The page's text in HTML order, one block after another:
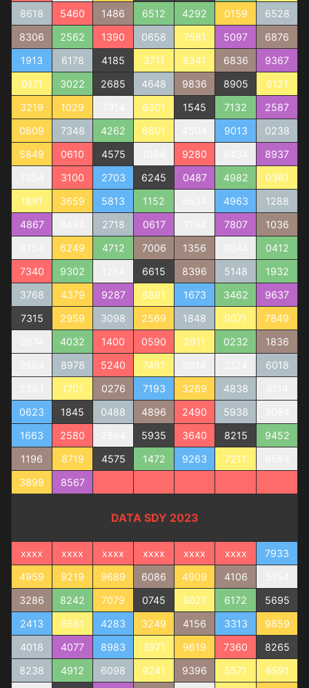
8618
5460 1486 6512 4292 0159
6528
8306
2562 1390 0658 7581 5097
6876
1913
6178 4185 3711 8341 6836
9367
0171
3022 2685 4648 9836 8905
6121
3219
1029 6301 1545 7132
2587
0809
7348 4262 6801 9013
0238
5849
0610 4575 9280
8937
3100 2703 6245 0487 4982
0361
1891
3659 5813 1152 4963
1288
4867
2718 0617 7807
1036
6249 4712 7006 1356
0412
7340
9302 6615 8396 5148
1932
3768
4379 9287 6891 1673 3462
9637
7315
2959 3098 2569 1848 9071
7849
4032 1400 0590 2911 0232
1836
8978 5240 7491
6018
1701 0276 7193 3269 4838
0623
1845 0488 4896 2490 5938
1663
2580 5935 3640 8215
9452
1196
8719 4575 1472 9263 7211
3899
8567
DATA SDY 2023
xxxx xxxx xxxx xxxx xxxx xxxx
7933
4959
9219 9689 6086 4909 4106
3286
8242 7079 0745 8021 6172
5695
2413
6681 4283 3249 4156 3313
9859
4018
4077 8983 3971 9619 7360
8265
8238
4912 6098 9241 9396 5571
6591